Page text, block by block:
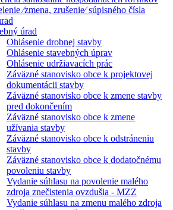
⁄zmena, zrušenie⁄ súpisného čísla
úrad
Ohlásenie drobnej stavby
Ohlásenie stavebných úprav
Ohlásenie udržiavacích prác
Záväzné stanovisko obce k projektovej
dokumentácii stavby
Záväzné stanovisko obce k zmene stavby
pred dokončením
Záväzné stanovisko obce k zmene
užívania stavby
Záväzné stanovisko obce k odstráneniu
stavby
Záväzné stanovisko obce k dodatočnému
povoleniu stavby
Vydanie súhlasu na povolenie malého
zdroja znečistenia ovzdušia - MZZ
Vydanie súhlasu na zmenu malého zdroja